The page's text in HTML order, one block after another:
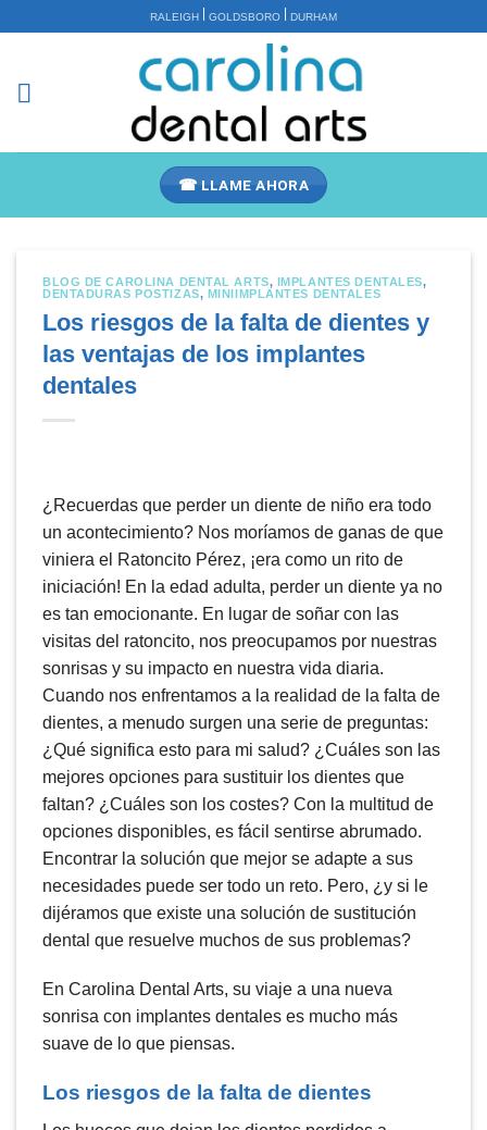
RALEIGH | GOLDSBORO | DURHAM
☎ LLAME AHORA
BLOG DE CAROLINA DENTAL ARTS, IMPLANTES DENTALES,
DENTADURAS POSTIZAS, MINIIMPLANTES DENTALES
Los riesgos de la falta de dientes y
las ventajas de los implantes
dentales
¿Recuerdas que perder un diente de niño era todo
un acontecimiento? Nos moríamos de ganas de que
viniera el Ratoncito Pérez, ¡era como un rito de
iniciación! En la edad adulta, perder un diente ya no
es tan emocionante. En lugar de soñar con las
visitas del ratoncito, nos preocupamos por nuestras
sonrisas y su impacto en nuestra vida diaria.
Cuando nos enfrentamos a la realidad de la falta de
dientes, a menudo surgen una serie de preguntas:
¿Qué significa esto para mi salud? ¿Cuáles son las
mejores opciones para sustituir los dientes que
faltan? ¿Cuáles son los costes? Con la multitud de
opciones disponibles, es fácil sentirse abrumado.
Encontrar la solución que mejor se adapte a sus
necesidades puede ser todo un reto. Pero, ¿y si le
dijéramos que existe una solución de sustitución
dental que resuelve muchos de sus problemas?
En Carolina Dental Arts, su viaje a una nueva
sonrisa con implantes dentales es mucho más
suave de lo que piensas.
Los riesgos de la falta de dientes